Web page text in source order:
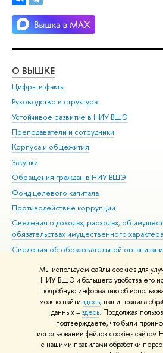
Мы используем файлы cookies для
НИУ ВШЭ и большего удобства его
подробную информацию об
можно найти здесь, наши правила
данных –здесь. Продолжая
подтверждаете, что были
использовании файлов cookies
с нашими правилами обработки
О ВЫШКЕ
Цифры и факты
Руководство и структура
Устойчивое развитие в НИУ ВШЭ
Преподаватели и сотрудники
Корпуса и общежития
Закупки
Обращения граждан в НИУ ВШЭ
Фонд целевого капитала
Противодействие коррупции
Сведения о доходах, расходах, об
обязательствах имущественного характера
Сведения об образовательной
Людям с ограниченными возможностями
Единая платежная страница
Работа в Вышке
© НИУ ВШЭ 1993–2021 Адреса и контакты
материалов Политика